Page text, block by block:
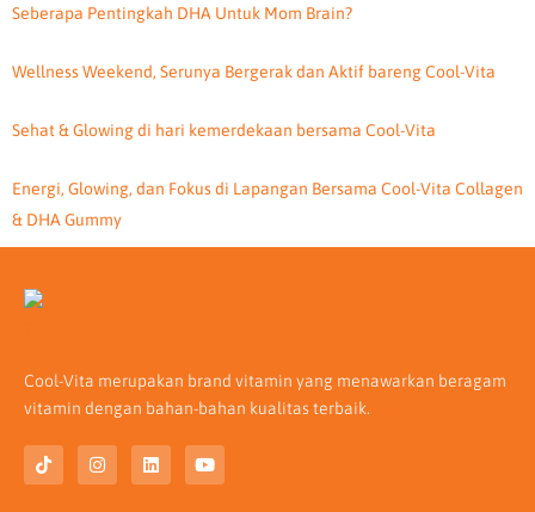
Seberapa Pentingkah DHA Untuk Mom Brain?
Wellness Weekend, Serunya Bergerak dan Aktif bareng Cool-Vita
Sehat & Glowing di hari kemerdekaan bersama Cool-Vita
Energi, Glowing, dan Fokus di Lapangan Bersama Cool-Vita Collagen
& DHA Gummy
Cool-Vita merupakan brand vitamin yang menawarkan beragam
vitamin dengan bahan-bahan kualitas terbaik.
T
i
k
I
n
s
L
i
n
Y
o
u